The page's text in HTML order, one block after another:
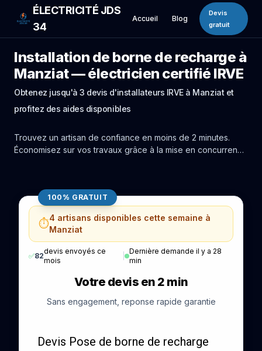
ÉLECTRICITÉ JDS
34
Accueil Blog
Devis
gratuit
Installation de borne de recharge à
Manziat — électricien certifié IRVE
Obtenez jusqu'à 3 devis d'installateurs IRVE à Manziat et
profitez des aides disponibles
Trouvez un artisan de confiance en moins de 2 minutes.
Économisez sur vos travaux grâce à la mise en concurrence
100% GRATUIT
⏱️4 artisans disponibles cette semaine à
Manziat
✅82
devis envoyés ce
mois
|
Dernière demande il y a 28
min
Votre devis en 2 min
Sans engagement, reponse rapide garantie
Devis Pose de borne de recharge